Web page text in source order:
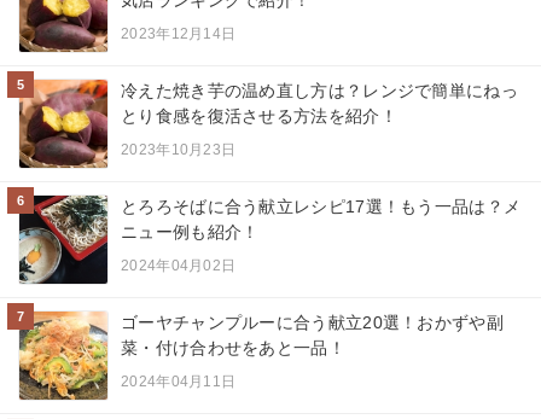
2023年12月14日
5
冷えた焼き芋の温め直し方は？レンジで簡単にねっ
とり食感を復活させる方法を紹介！
2023年10月23日
6
とろろそばに合う献立レシピ17選！もう一品は？メ
ニュー例も紹介！
2024年04月02日
7
ゴーヤチャンプルーに合う献立20選！おかずや副
菜・付け合わせをあと一品！
2024年04月11日